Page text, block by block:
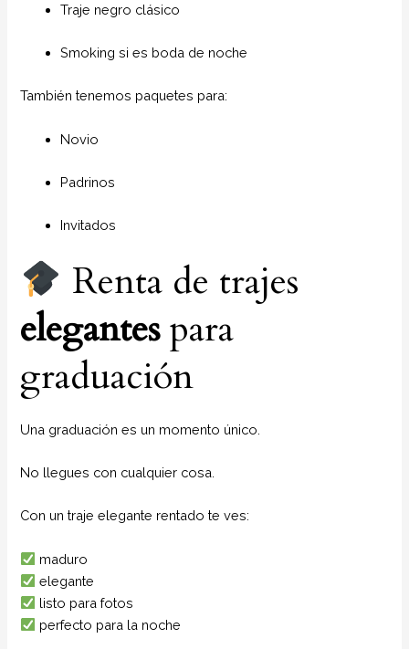
Traje negro clásico
Smoking si es boda de noche
También tenemos paquetes para:
Novio
Padrinos
Invitados
Renta de trajes
elegantespara
graduación
Una graduación es un momento único.
No llegues con cualquier cosa.
Con un traje elegante rentado te ves:
maduro
elegante
listo para fotos
perfecto para la noche